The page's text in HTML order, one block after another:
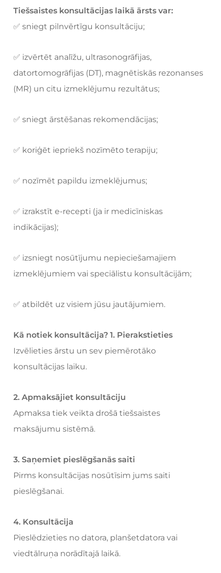
Tiešsaistes konsultācijas laikā ārsts var:
✅ sniegt pilnvērtīgu konsultāciju;
✅ izvērtēt analīžu, ultrasonogrāfijas,
datortomogrāfijas (DT), magnētiskās rezonanses
(MR) un citu izmeklējumu rezultātus;
✅ sniegt ārstēšanas rekomendācijas;
✅ koriģēt iepriekš nozīmēto terapiju;
✅ nozīmēt papildu izmeklējumus;
✅ izrakstīt e-recepti (ja ir medicīniskas
indikācijas);
✅ izsniegt nosūtījumu nepieciešamajiem
izmeklējumiem vai speciālistu konsultācijām;
✅ atbildēt uz visiem jūsu jautājumiem.
Kā notiek konsultācija? 1. Pierakstieties
Izvēlieties ārstu un sev piemērotāko
konsultācijas laiku.
2. Apmaksājiet konsultāciju
Apmaksa tiek veikta drošā tiešsaistes
maksājumu sistēmā.
3. Saņemiet pieslēgšanās saiti
Pirms konsultācijas nosūtīsim jums saiti
pieslēgšanai.
4. Konsultācija
Pieslēdzieties no datora, planšetdatora vai
viedtālruņa norādītajā laikā.